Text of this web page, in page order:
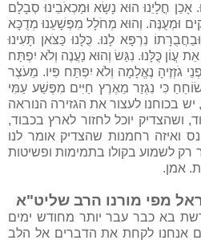
אָכֵן חֳלָיֵנוּ הוּא נָשָׂא וּמַכְאֹבֵינוּ סְבָלָם
וּמְעֻנֶּה. וְהוּא מְחֹלָל מִפְּשָׁעֵנוּ מְדֻכָּא
נִרְפָּא לָנוּ. כֻּלָּנוּ כַּצֹּאן תָּעִינוּ
עֲוֹן כֻּלָּנוּ. נִגַּשׂ וְהוּא נַעֲנֶה וְלֹא יִפְתַּח
גֹזְזֶיהָ נֶאֱלָמָה וְלֹא יִפְתַּח פִּיו. מֵעֹצֶר
כִּי נִגְזַר מֵאֶרֶץ חַיִּים מִפֶּשַׁע עַמִּי
יש בכוחנו לעצור את הגזירה הנוראה
ושהצדיק יוכל לחזור לארץ בכבוד,
ואיזה רחמנות שהצדיק אומר לנו
רק לשמוע בקולו בתמימות ופשיטות
אמן.
מפי מורנו הרב שליט"א
בא כבר עבר יותר מחודש ימים
אנחנו לקחת את הדברים אל הלב